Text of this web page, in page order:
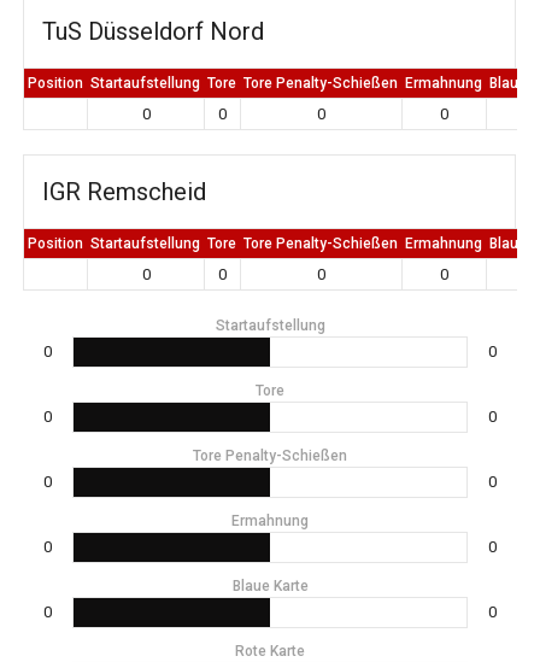
TuS Düsseldorf Nord
Position Startaufstellung Tore Tore Penalty-Schießen Ermahnung Blaue
0 0 0 0
IGR Remscheid
Position Startaufstellung Tore Tore Penalty-Schießen Ermahnung Blaue
0 0 0 0
Startaufstellung
0 0
Tore
0 0
Tore Penalty-Schießen
0 0
Ermahnung
0 0
Blaue Karte
0 0
Rote Karte